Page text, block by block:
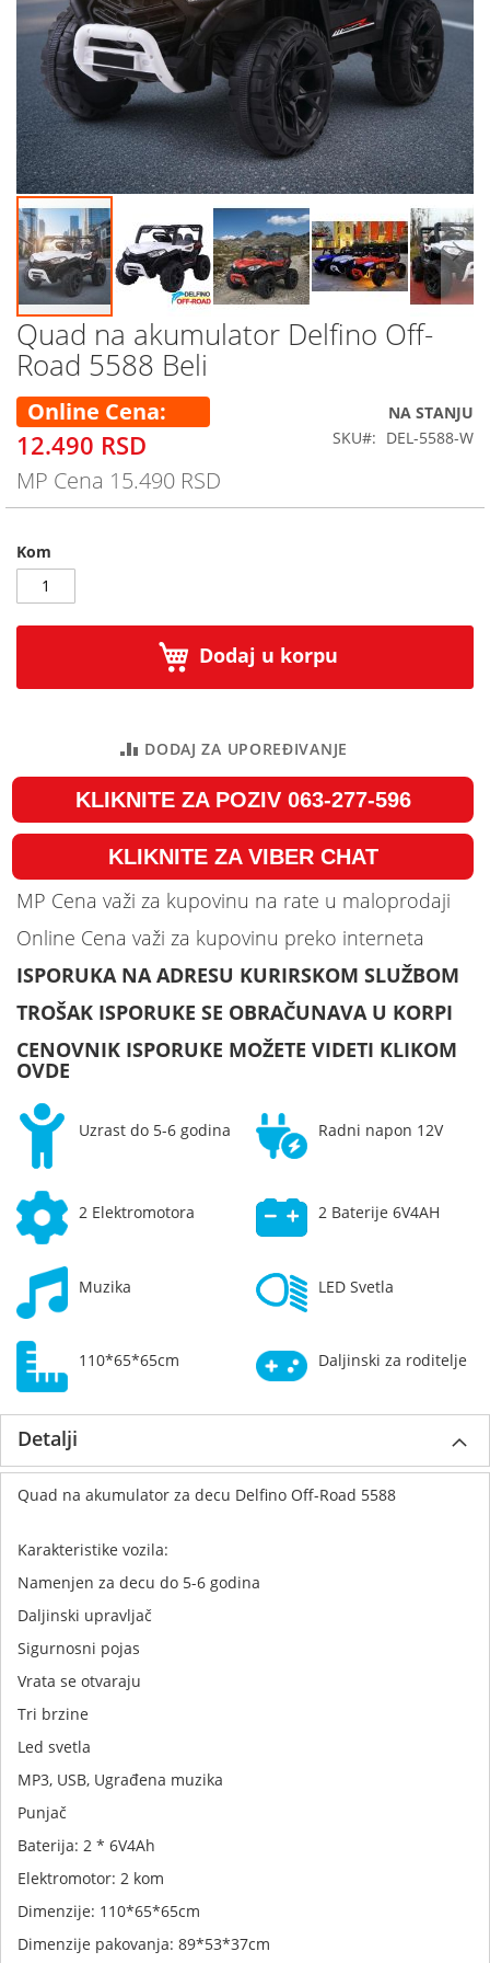
Skip
to
the
beginning
of
the
images
gallery
Quad na akumulator Delfino Off-
Road 5588 Beli
Online Cena
12.490 RSD
MP Cena 15.490 RSD
NA STANJU
SKU
DEL-5588-W
Kom
Dodaj u korpu
DODAJ ZA UPOREĐIVANJE
KLIKNITE ZA POZIV 063-277-596
KLIKNITE ZA VIBER CHAT
MP Cena važi za kupovinu na rate u maloprodaji
Online Cena važi za kupovinu preko interneta
ISPORUKA NA ADRESU KURIRSKOM SLUŽBOM
TROŠAK ISPORUKE SE OBRAČUNAVA U KORPI
CENOVNIK ISPORUKE MOŽETE VIDETI KLIKOM
OVDE
Uzrast do 5-6 godina Radni napon 12V
2 Elektromotora 2 Baterije 6V4AH
Muzika LED Svetla
110*65*65cm Daljinski za roditelje
Detalji
Quad na akumulator za decu Delfino Off-Road 5588
Karakteristike vozila:
Namenjen za decu do 5-6 godina
Daljinski upravljač
Sigurnosni pojas
Vrata se otvaraju
Tri brzine
Led svetla
MP3, USB, Ugrađena muzika
Punjač
Baterija: 2 * 6V4Ah
Elektromotor: 2 kom
Dimenzije: 110*65*65cm
Dimenzije pakovanja: 89*53*37cm